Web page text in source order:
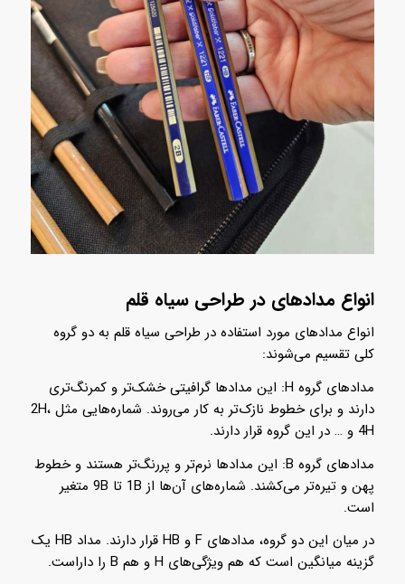
انواع مدادهای در طراحی سیاه قلم
انواع مدادهای مورد استفاده در طراحی سیاه قلم به دو گروه
کلی تقسیم می‌شوند:
مدادهای گروه H: این مدادها گرافیتی خشک‌تر و کمرنگ‌تری
دارند و برای خطوط نازک‌تر به کار می‌روند. شماره‌هایی مثل 2H،
4H و … در این گروه قرار دارند.
مدادهای گروه B: این مدادها نرم‌تر و پررنگ‌تر هستند و خطوط
پهن و تیره‌تر می‌کشند. شماره‌های آن‌ها از 1B تا 9B متغیر
است.
در میان این دو گروه، مدادهای F و HB قرار دارند. مداد HB یک
گزینه میانگین است که هم ویژگی‌های H و هم B را داراست.